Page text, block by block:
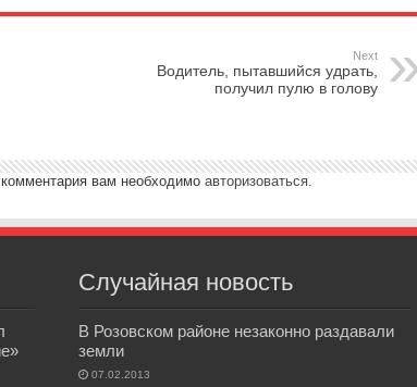
Next
Водитель, пытавшийся удрать,
получил пулю в голову
вам необходимо авторизоваться.
Случайная новость
В Розовском районе незаконно раздавали
земли
07.02.2013